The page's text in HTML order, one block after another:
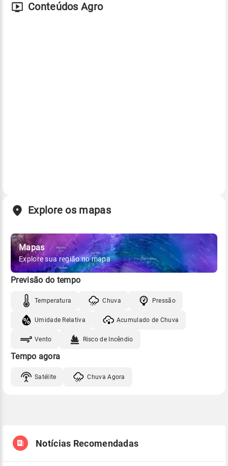
Conteúdos Agro
Explore os mapas
Mapas
Explore sua região no mapa
Previsão do tempo
Temperatura Chuva Pressão
Umidade Relativa Acumulado de Chuva
Vento Risco de Incêndio
Tempo agora
Satélite Chuva Agora
Notícias Recomendadas